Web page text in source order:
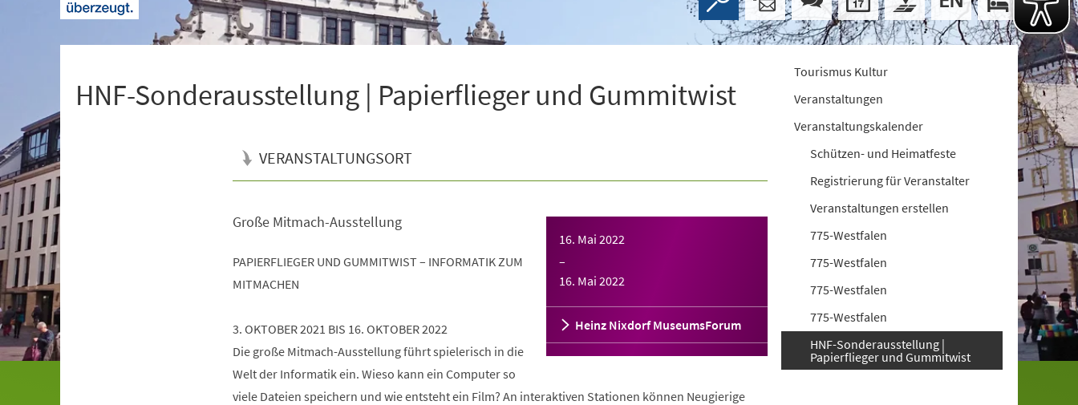
HNF-Sonderausstellung | Papierflieger und Gummitwist
VERANSTALTUNGSORT
16. Mai 2022
–
16. Mai 2022
Heinz Nixdorf MuseumsForum
Große Mitmach-Ausstellung
PAPIERFLIEGER UND GUMMITWIST – INFORMATIK ZUM
MITMACHEN
3. OKTOBER 2021 BIS 16. OKTOBER 2022
Die große Mitmach-Ausstellung führt spielerisch in die
Welt der Informatik ein. Wieso kann ein Computer so
viele Dateien speichern und wie entsteht ein Film? An interaktiven Stationen können Neugierige
Tourismus Kultur
Veranstaltungen
Veranstaltungskalender
Schützen- und Heimatfeste
Registrierung für Veranstalter
Veranstaltungen erstellen
775-Westfalen
775-Westfalen
775-Westfalen
775-Westfalen
HNF-Sonderausstellung |
Papierflieger und Gummitwist